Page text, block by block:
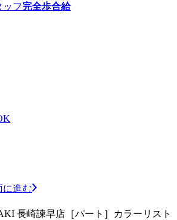
ッフ完全歩合給
に進む
長崎諫早店［パート］カラーリスト